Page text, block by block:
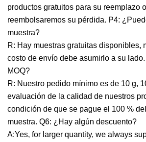
productos gratuitos para su reemplazo
reembolsaremos su pérdida. P4:
muestra?
R: Hay muestras gratuitas disponibles,
costo de envío debe asumirlo a su
MOQ?
R: Nuestro pedido mínimo es de 10 g,
evaluación de la calidad de nuestros
condición de que se pague el 100 %
muestra. Q6: ¿Hay algún descuento?
A:Yes, for larger quantity, we always